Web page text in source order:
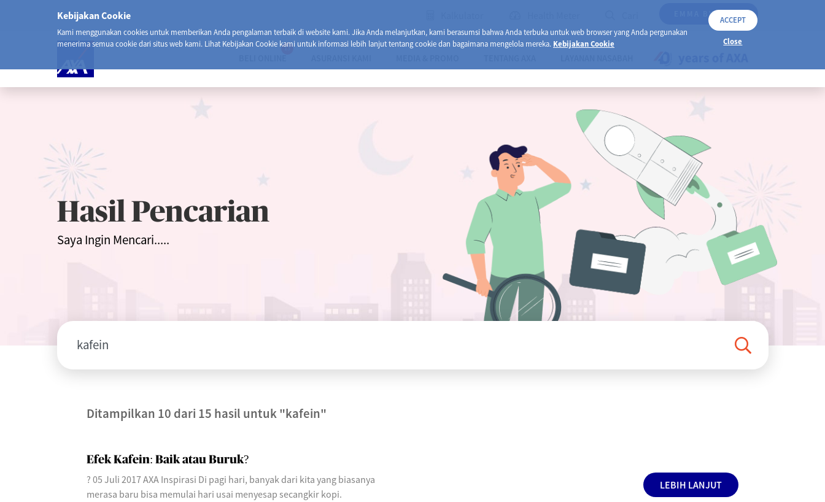
Kebijakan Cookie
Kami menggunakan cookies untuk memberikan Anda pengalaman terbaik di website kami. Jika Anda melanjutkan, kami berasumsi bahwa Anda terbuka untuk web browser yang Anda pergunakan
menerima semua cookie dari situs web kami. Lihat Kebijakan Cookie kami untuk informasi lebih lanjut tentang cookie dan bagaimana mengelola mereka. Kebijakan Cookie
ACCEPT
Close
EMMA BY AXA
13
Hasil Pencarian
Saya Ingin Mencari.....
Ditampilkan 10 dari 15 hasil untuk"kafein"
Efek Kafein: Baik atau Buruk?
? 05 Juli 2017 AXA Inspirasi Di pagi hari, banyak dari kita yang biasanya
merasa baru bisa memulai hari usai menyesap secangkir kopi.
LEBIH LANJUT